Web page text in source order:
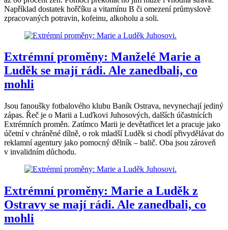
Například dostatek hořčíku a vitamínu B či omezení průmyslově
zpracovaných potravin, kofeinu, alkoholu a soli.
Extrémní proměny: Manželé Marie a
Luděk se mají rádi. Ale zanedbali, co
mohli
Jsou fanoušky fotbalového klubu Baník Ostrava, nevynechají jediný
zápas. Řeč je o Marii a Luďkovi Juhosových, dalších účastnících
Extrémních proměn. Zatímco Marii je devětatřicet let a pracuje jako
účetní v chráněné dílně, o rok mladší Luděk si chodí přivydělávat do
reklamní agentury jako pomocný dělník – balič. Oba jsou zároveň
v invalidním důchodu.
Extrémní proměny: Marie a Luděk z
Ostravy se mají rádi. Ale zanedbali, co
mohli